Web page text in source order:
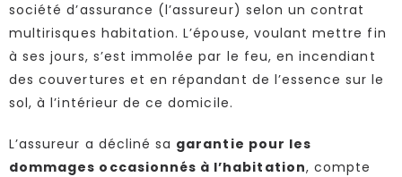
société d’assurance (l’assureur) selon un contrat
multirisques habitation. L’épouse, voulant mettre fin
à ses jours, s’est immolée par le feu, en incendiant
des couvertures et en répandant de l’essence sur le
sol, à l’intérieur de ce domicile.
L’assureur a décliné sa garantie pour les
dommages occasionnés à l’habitation, compte